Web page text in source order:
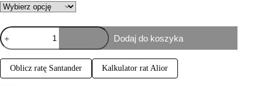
Dodaj do koszyka
Oblicz ratę Santander Kalkulator rat Alior